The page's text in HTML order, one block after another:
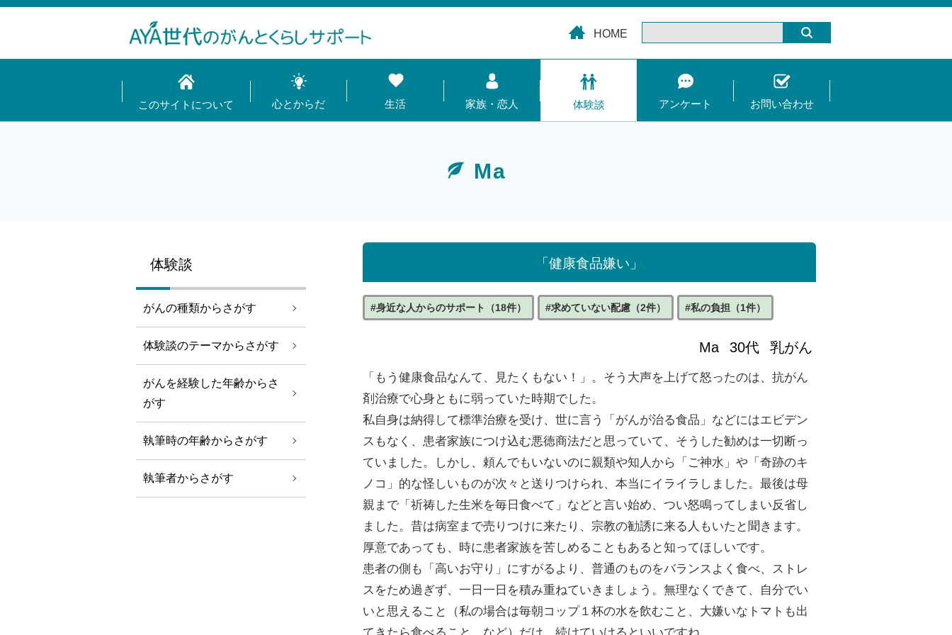
HOME
このサイトについて 心とからだ 生活 家族・恋人 体験談 アンケート お問い合わせ
Ma
「健康食品嫌い」
#身近な人からのサポート（18件） #求めていない配慮（2件） #私の負担（1件）
Ma 30代 乳がん
「もう健康食品なんて、見たくもない！」。そう大声を上げて怒ったのは、抗がん
剤治療で心身ともに弱っていた時期でした。
私自身は納得して標準治療を受け、世に言う「がんが治る食品」などにはエビデン
スもなく、患者家族につけ込む悪徳商法だと思っていて、そうした勧めは一切断っ
ていました。しかし、頼んでもいないのに親類や知人から「ご神水」や「奇跡のキ
ノコ」的な怪しいものが次々と送りつけられ、本当にイライラしました。最後は母
親まで「祈祷した生米を毎日食べて」などと言い始め、つい怒鳴ってしまい反省し
ました。昔は病室まで売りつけに来たり、宗教の勧誘に来る人もいたと聞きます。
厚意であっても、時に患者家族を苦しめることもあると知ってほしいです。
患者の側も「高いお守り」にすがるより、普通のものをバランスよく食べ、ストレ
スをため過ぎず、一日一日を積み重ねていきましょう。無理なくできて、自分でい
いと思えること（私の場合は毎朝コップ１杯の水を飲むこと、大嫌いなトマトも出
体験談
がんの種類からさがす
体験談のテーマからさがす
がんを経験した年齢からさ
がす
執筆時の年齢からさがす
執筆者からさがす